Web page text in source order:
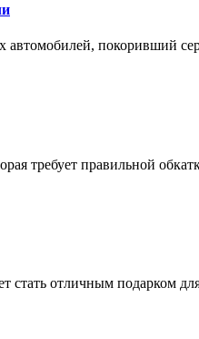
покоривший
требует правильной
стать отличным подарком